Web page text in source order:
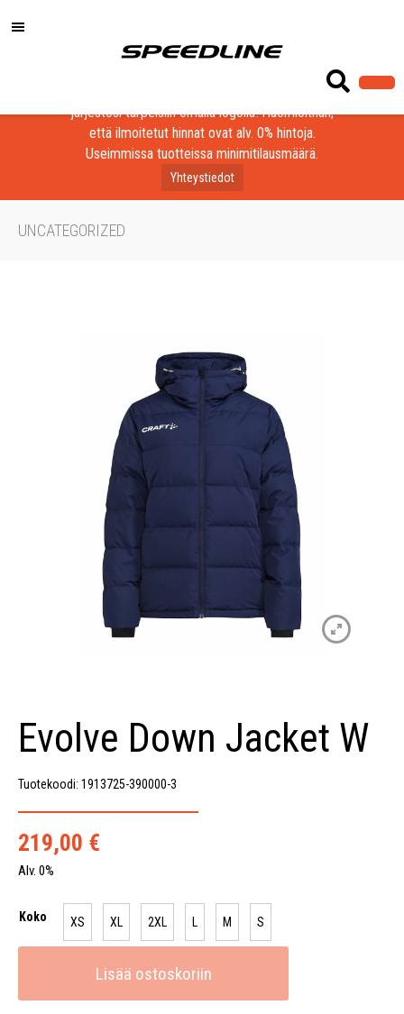
Löydä laadukkaat tuotteet yrityksesi, seurasi tai
järjestösi tarpeisiin omalla logolla! Huomioithan,
että ilmoitetut hinnat ovat alv. 0% hintoja.
Useimmissa tuotteissa minimitilausmäärä.
Yhteystiedot
UNCATEGORIZED
Evolve Down Jacket W
Tuotekoodi: 1913725-390000-3
219,00 €
Alv. 0%
Koko XS XL 2XL L M S
Lisää ostoskoriin